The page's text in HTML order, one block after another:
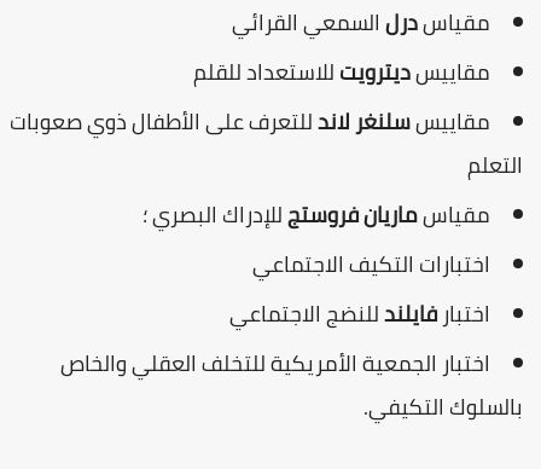
مقياسدرلالسمعي القرائي
مقاییسدیترویتللاستعداد للقلم
مقاييسسلنغر لاندللتعرف على الأطفال ذوي صعوبات
التعلم
مقياسماریان فروستجللإدراك البصري ؛
اختبارات التكيف الاجتماعي
اختبار فایلندللنضج الاجتماعي
اختبار الجمعية الأمريكية للتخلف العقلي والخاص
بالسلوك التكيفي.